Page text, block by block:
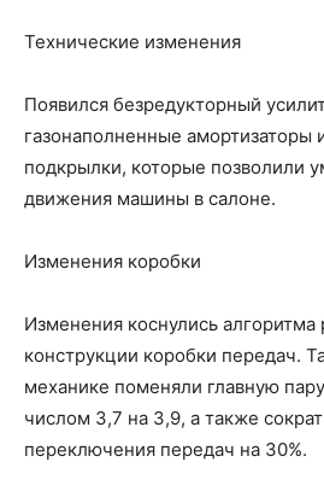
Технические изменения
Появился безредукторный
газонаполненные амортизаторы
подкрылки, которые позволили
движения машины в салоне.
Изменения коробки
Изменения коснулись алгоритма
конструкции коробки передач.
механике поменяли главную
числом 3,7 на 3,9, а также
переключения передач на 30%.